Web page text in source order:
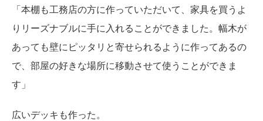
「本棚も工務店の方に作っていただいて、家具を買うよ
りリーズナブルに手に入れることができました。幅木が
あっても壁にピッタリと寄せられるように作ってあるの
で、部屋の好きな場所に移動させて使うことができま
す」
広いデッキも作った。